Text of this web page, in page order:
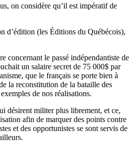
on considère qu’il est impératif de
d’édition (les Éditions du Québécois),
concernant le passé indépendantiste de
un salaire secret de 75 000$ par
que le français se porte bien à
la reconstitution de la bataille des
de nos réalisations.
désirent militer plus librement, et ce,
afin de marquer des points contre
et des opportunistes se sont servis de